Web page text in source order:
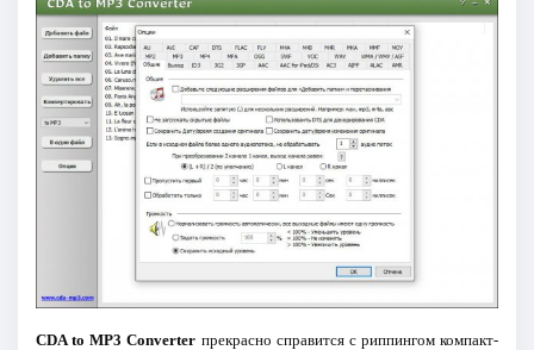
CDA to MP3 Converter прекрасно справится с риппингом компакт-